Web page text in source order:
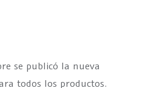
se publicó la nueva
todos los productos.